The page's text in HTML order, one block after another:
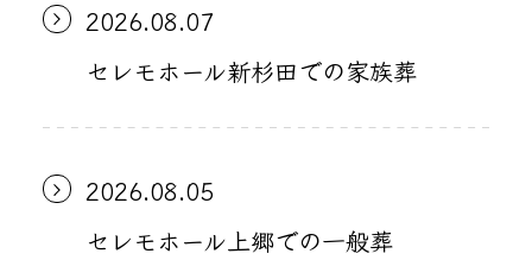
2026.08.07
セレモホール新杉田での家族葬
2026.08.05
セレモホール上郷での一般葬